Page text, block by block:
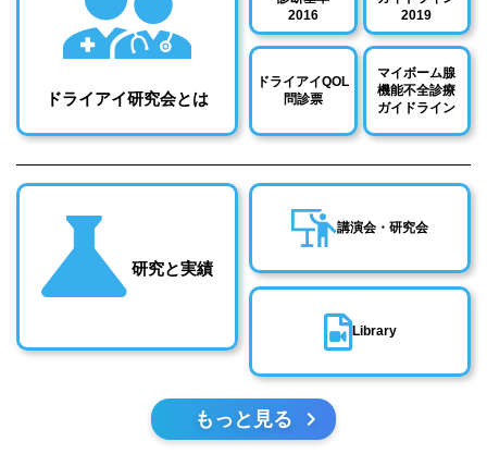
ドライアイ研究会とは
2016
2019
ドライアイQOL
問診票
マイボーム腺
機能不全診療
ガイドライン
研究と実績
講演会・研究会
Library
もっと見る